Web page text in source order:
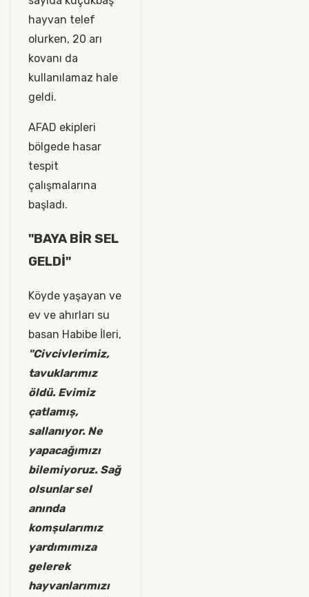
hayvan telef
olurken, 20 arı
kovanı da
kullanılamaz hale
geldi.
AFAD ekipleri
bölgede hasar
tespit
çalışmalarına
başladı.
"BAYA BİR SEL
GELDİ"
Köyde yaşayan ve
ev ve ahırları su
basan Habibe İleri,
"Civcivlerimiz,
tavuklarımız
öldü. Evimiz
çatlamış,
sallanıyor. Ne
yapacağımızı
bilemiyoruz. Sağ
olsunlar sel
anında
komşularımız
yardımımıza
gelerek
hayvanlarımızı